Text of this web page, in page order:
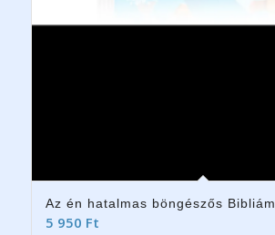
Az én hatalmas böngészős Bibliám
5 950 Ft